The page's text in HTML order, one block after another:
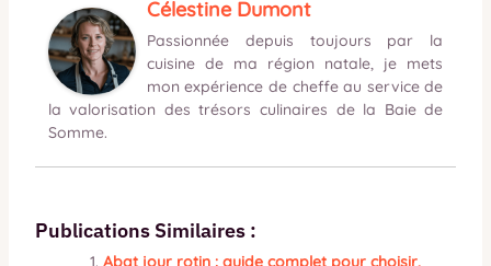
Célestine Dumont
Passionnée depuis toujours par la
cuisine de ma région natale, je mets
mon expérience de cheffe au service de
la valorisation des trésors culinaires de la Baie de
Somme.
Publications Similaires :
Abat jour rotin : guide complet pour choisir,